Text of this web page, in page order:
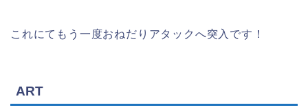
これにてもう一度おねだりアタックへ突入です！
ART